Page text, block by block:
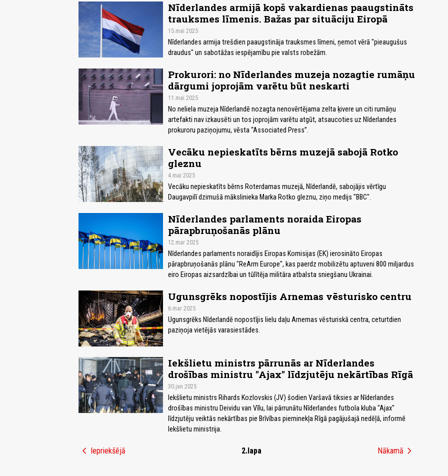
Nīderlandes armijā kopš vakardienas paaugstināts
trauksmes līmenis. Bažas par situāciju Eiropā
15.mai 2025
Nīderlandes armija trešdien paaugstināja trauksmes līmeni, ņemot vērā "pieaugušus
draudus" un sabotāžas iespējamību pie valsts robežām.
Prokurori: no Nīderlandes muzeja nozagtie rumāņu
dārgumi joprojām varētu būt neskarti
11.mai 2025
No neliela muzeja Nīderlandē nozagta nenovērtējama zelta ķivere un citi rumāņu
artefakti nav izkausēti un tos joprojām varētu atgūt, atsaucoties uz Nīderlandes
prokuroru paziņojumu, vēsta “Associated Press”.
Vecāku nepieskatīts bērns muzejā sabojā Rotko
gleznu
4.mai 2025
Vecāku nepieskatīts bērns Roterdamas muzejā, Nīderlandē, sabojājis vērtīgu
Daugavpilī dzimušā mākslinieka Marka Rotko gleznu, ziņo medijs "BBC".
Nīderlandes parlaments noraida Eiropas
pārapbruņošanās plānu
12.mar 2025
Nīderlandes parlaments noraidījis Eiropas Komisijas (EK) ierosināto Eiropas
pārapbruņošanās plānu "ReArm Europe", kas paerdz mobilizētu aptuveni 800 miljardus
eiro Eiropas aizsardzībai un tūlītēja militāra atbalsta sniegšanu Ukrainai.
Ugunsgrēks nopostījis Arnemas vēsturisko centru
6.mar 2025
Ugunsgrēks Nīderlandē nopostījis lielu daļu Arnemas vēsturiskā centra, ceturtdien
paziņoja vietējās varasiestādes.
Iekšlietu ministrs pārrunās ar Nīderlandes
drošības ministru "Ajax" līdzjutēju nekārtības Rīgā
30.jan 2025
Iekšlietu ministrs Rihards Kozlovskis (JV) šodien Varšavā tiksies ar Nīderlandes
drošības ministru Deividu van Vīlu, lai pārrunātu Nīderlandes futbola kluba "Ajax"
līdzjutēju veiktās nekārtības pie Brīvības pieminekļa Rīgā pagājušajā nedēļā, informē
Iekšlietu ministrija.
chevron_left Iepriekšējā 2.lapa Nākamā chevron_right